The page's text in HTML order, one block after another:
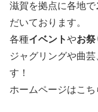
滋賀を拠点に各地で
だいております。
各種イベントやお祭
ジャグリングや曲芸
す！
ホームページはこち